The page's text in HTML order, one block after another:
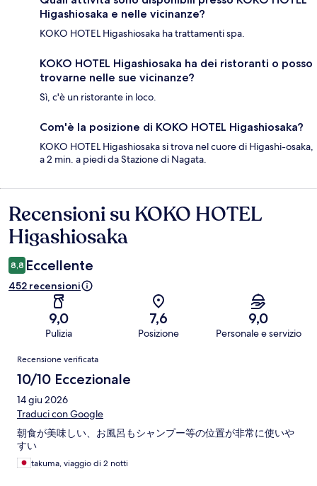
Higashiosaka e nelle vicinanze?
KOKO HOTEL Higashiosaka ha trattamenti spa.
KOKO HOTEL Higashiosaka ha dei ristoranti o posso
trovarne nelle sue vicinanze?
Sì, c'è un ristorante in loco.
Com'è la posizione di KOKO HOTEL Higashiosaka?
KOKO HOTEL Higashiosaka si trova nel cuore di Higashi-osaka,
a 2 min. a piedi da Stazione di Nagata.
Recensioni
Recensioni su KOKO HOTEL
Higashiosaka
8,8 Eccellente
452 recensioni
9,0
Pulizia
7,6
Posizione
9,0
Personale e servizio
Recensioni
Recensione verificata
10/10 Eccezionale
14 giu 2026
Traduci con Google
朝食が美味しい、お風呂もシャンプー等の位置が非常に使いや
すい
takuma, viaggio di 2 notti